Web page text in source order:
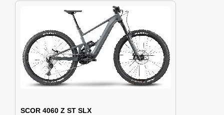
SCOR 4060 Z ST SLX